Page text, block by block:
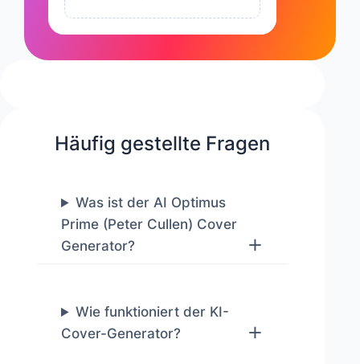
Häufig gestellte Fragen
Was ist der AI Optimus
Prime (Peter Cullen) Cover
Generator?
Wie funktioniert der KI-
Cover-Generator?